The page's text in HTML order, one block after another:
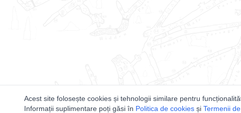
Acest site folosește cookies și tehnologii similare pentru
Informații suplimentare poți găsi în Politica de cookies și Termenii